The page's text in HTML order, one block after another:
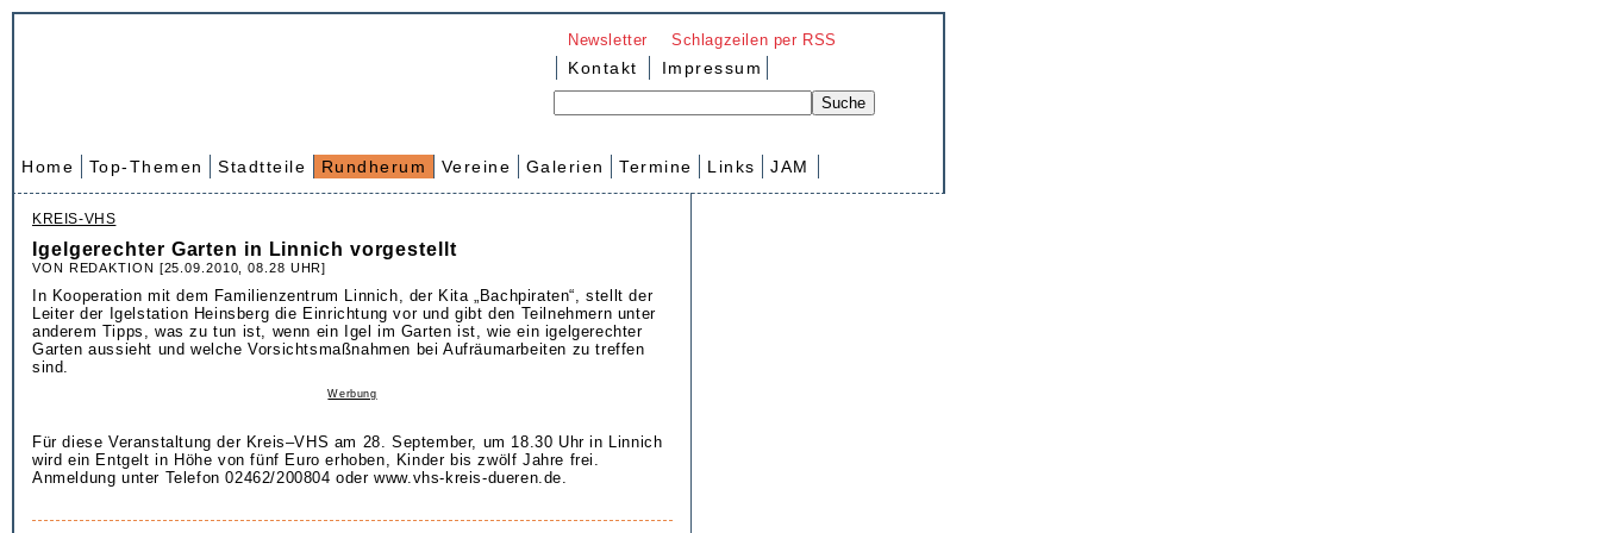
Newsletter Schlagzeilen per RSS
Kontakt Impressum
Home Top-Themen Stadtteile Rundherum Vereine Galerien Termine Links JAM
KREIS-VHS
Igelgerechter Garten in Linnich vorgestellt
VON REDAKTION [25.09.2010, 08.28 UHR]
In Kooperation mit dem Familienzentrum Linnich, der Kita „Bachpiraten“, stellt der
Leiter der Igelstation Heinsberg die Einrichtung vor und gibt den Teilnehmern unter
anderem Tipps, was zu tun ist, wenn ein Igel im Garten ist, wie ein igelgerechter
Garten aussieht und welche Vorsichtsmaßnahmen bei Aufräumarbeiten zu treffen
sind.
Werbung
Für diese Veranstaltung der Kreis–VHS am 28. September, um 18.30 Uhr in Linnich
wird ein Entgelt in Höhe von fünf Euro erhoben, Kinder bis zwölf Jahre frei.
Anmeldung unter Telefon 02462/200804 oder www.vhs-kreis-dueren.de.